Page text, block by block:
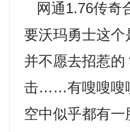
网通1.76传奇
要沃玛勇士这
并不愿去招惹
击……有嗖嗖嗖
空中似乎都有